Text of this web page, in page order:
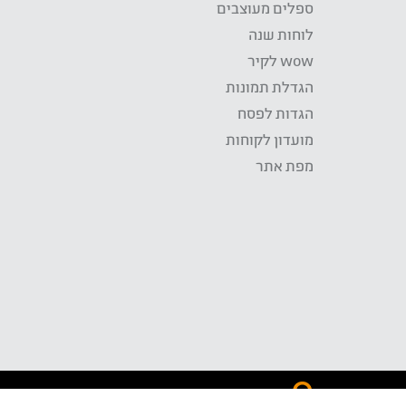
ספלים מעוצבים
לוחות שנה
wow לקיר
הגדלת תמונות
הגדות לפסח
מועדון לקוחות
מפת אתר